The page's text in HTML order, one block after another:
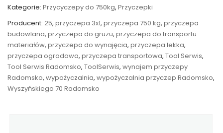
Kategorie: Przycyczepy do 750kg, Przyczepki
Producent: 25, przyczepa 3x1, przyczepa 750 kg, przyczepa
budowlana, przyczepa do gruzu, przyczepa do transportu
materiałów, przyczepa do wynajęcia, przyczepa lekka,
przyczepa ogrodowa, przyczepa transportowa, Tool Serwis,
Tool Serwis Radomsko, ToolSerwis, wynajem przyczepy
Radomsko, wypożyczalnia, wypożyczalnia przyczep Radomsko,
Wyszyńskiego 70 Radomsko